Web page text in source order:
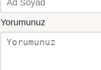
Yorumunuz